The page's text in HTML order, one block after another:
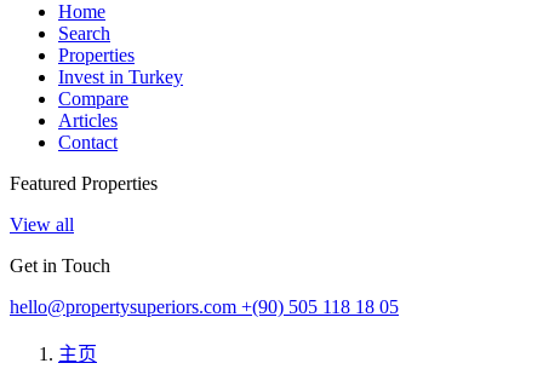
Home
Search
Properties
Invest in Turkey
Compare
Articles
Contact
Featured Properties
View all
Get in Touch
hello@propertysuperiors.com +(90) 505 118 18 05
主页